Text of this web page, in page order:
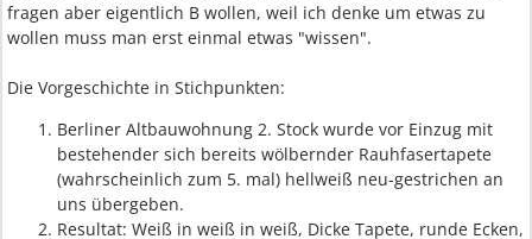
fragen aber eigentlich B wollen, weil ich denke um etwas zu
wollen muss man erst einmal etwas "wissen".
Die Vorgeschichte in Stichpunkten:
Berliner Altbauwohnung 2. Stock wurde vor Einzug mit
bestehender sich bereits wölbernder Rauhfasertapete
(wahrscheinlich zum 5. mal) hellweiß neu-gestrichen an
uns übergeben.
Resultat: Weiß in weiß in weiß, Dicke Tapete, runde Ecken,